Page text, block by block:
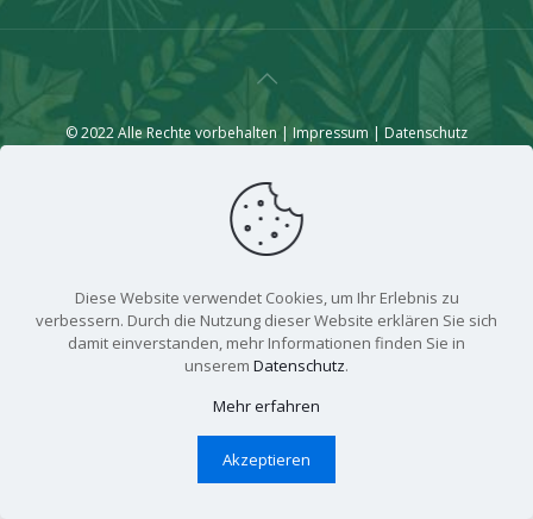
© 2022 Alle Rechte vorbehalten | Impressum | Datenschutz
Diese Website verwendet Cookies, um Ihr Erlebnis zu
verbessern. Durch die Nutzung dieser Website erklären Sie sich
damit einverstanden, mehr Informationen finden Sie in
unserem Datenschutz.
Mehr erfahren
Akzeptieren